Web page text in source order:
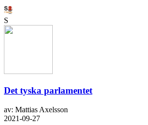
S
Det tyska parlamentet
av: Mattias Axelsson
2021-09-27